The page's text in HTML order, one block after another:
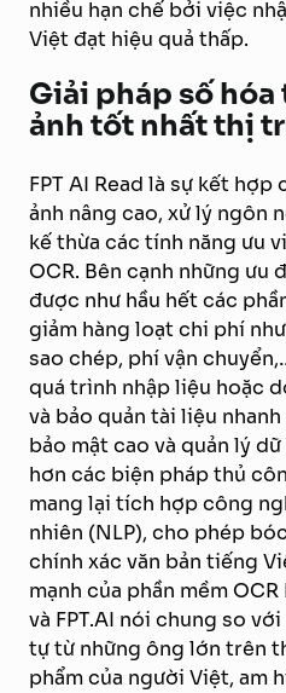
nhiều hạn chế bởi việc
Việt đạt hiệu quả thấp.
Giải pháp số
ảnh tốt nhất thị
FPT AI Read là sự kết hợp
ảnh nâng cao, xử lý ngôn
kế thừa các tính năng ưu
OCR. Bên cạnh những ưu
được như hầu hết các
giảm hàng loạt chi phí
sao chép, phí vận
quá trình nhập liệu hoặc
và bảo quản tài liệu
bảo mật cao và quản lý
hơn các biện pháp thủ
mang lại tích hợp công
nhiên (NLP), cho phép
chính xác văn bản tiếng
mạnh của phần mềm
và FPT.AI nói chung so
tự từ những ông lớn trên
phẩm của người Việt, am